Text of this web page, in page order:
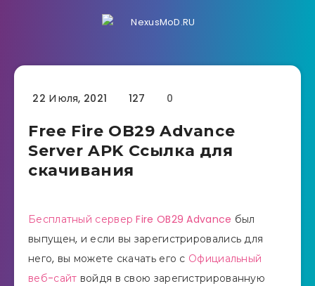
22 Июля, 2021 127 0
Free Fire OB29 Advance
Server APK Ссылка для
скачивания
Бесплатный сервер Fire OB29 Advance был
выпущен, и если вы зарегистрировались для
него, вы можете скачать его с Официальный
веб-сайт войдя в свою зарегистрированную